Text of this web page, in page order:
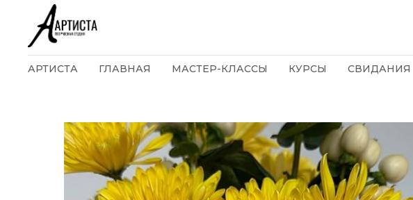
АРТИСТА ГЛАВНАЯ МАСТЕР-КЛАССЫ КУРСЫ СВИДАНИЯ